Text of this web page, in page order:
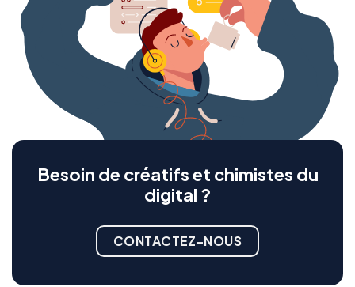
Besoin de créatifs et chimistes du
digital ?
CONTACTEZ-NOUS